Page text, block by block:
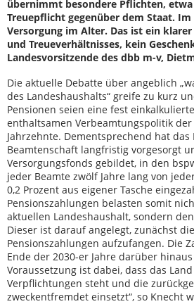
übernimmt besondere Pflichten, etwa
Treuepflicht gegenüber dem Staat. Im
Versorgung im Alter. Das ist ein
und Treueverhältnisses, kein
Landesvorsitzende des dbb m-v,
Die aktuelle Debatte über angeblich
des Landeshaushalts“ greife zu kurz
Pensionen seien eine fest
enthaltsamen Verbeamtungspolitik der
Jahrzehnte. Dementsprechend hat
Beamtenschaft langfristig vorgesorgt
Versorgungsfonds gebildet, in den
jeder Beamte zwölf Jahre lang von
0,2 Prozent aus eigener Tasche
Pensionszahlungen belasten somit
aktuellen Landeshaushalt, sondern
Dieser ist darauf angelegt, zunächst
Pensionszahlungen aufzufangen. Die
Ende der 2030-er Jahre darüber
Voraussetzung ist dabei, dass das
Verpflichtungen steht und die
zweckentfremdet einsetzt“, so Knecht